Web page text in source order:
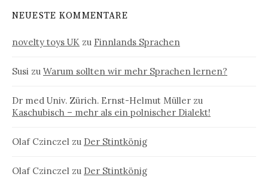
NEUESTE KOMMENTARE
novelty toys UK zu Finnlands Sprachen
Susi zu Warum sollten wir mehr Sprachen lernen?
Dr med Univ. Zürich. Ernst-Helmut Müller zu
Kaschubisch – mehr als ein polnischer Dialekt!
Olaf Czinczel zu Der Stintkönig
Olaf Czinczel zu Der Stintkönig